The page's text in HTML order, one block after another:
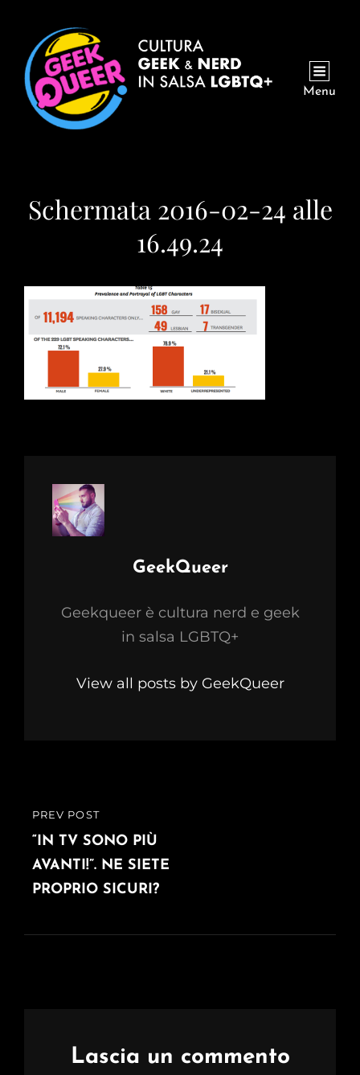
Menu
Schermata 2016-02-24 alle
16.49.24
Author:
GeekQueer
Geekqueer è cultura nerd e geek
in salsa LGBTQ+
View all posts by GeekQueer
Navigazione
articoli
PREVIOUS
POST
PREV POST
“IN TV SONO PIÙ
AVANTI!”. NE SIETE
PROPRIO SICURI?
Lascia un commento